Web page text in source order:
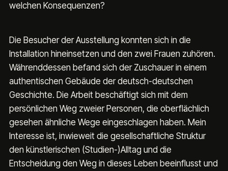
welchen Konsequenzen?
Die Besucher der Ausstellung konnten sich in die
Installation hineinsetzen und den zwei Frauen zuhören.
Währenddessen befand sich der Zuschauer in einem
authentischen Gebäude der deutsch-deutschen
Geschichte. Die Arbeit beschäftigt sich mit dem
persönlichen Weg zweier Personen, die oberflächlich
gesehen ähnliche Wege eingeschlagen haben. Mein
Interesse ist, inwieweit die gesellschaftliche Struktur
den künstlerischen (Studien-)Alltag und die
Entscheidung den Weg in dieses Leben beeinflusst und